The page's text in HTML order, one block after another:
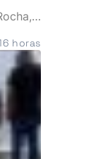
e
da
horas